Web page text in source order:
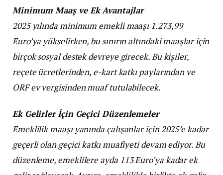
Minimum Maaş ve Ek Avantajlar
2025 yılında minimum emekli maaşı 1.273,99
Euro’ya yükselirken, bu sınırın altındaki maaşlar için
birçok sosyal destek devreye girecek. Bu kişiler,
reçete ücretlerinden, e-kart katkı paylarından ve
ORF ev vergisinden muaf tutulabilecek.
Ek Gelirler İçin Geçici Düzenlemeler
Emeklilik maaşı yanında çalışanlar için 2025’e kadar
geçerli olan geçici katkı muafiyeti devam ediyor. Bu
düzenleme, emeklilere ayda 113 Euro’ya kadar ek